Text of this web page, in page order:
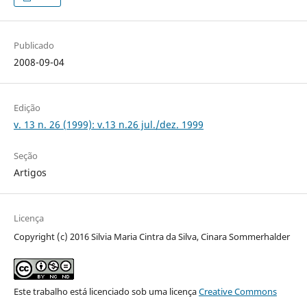
Publicado
2008-09-04
Edição
v. 13 n. 26 (1999): v.13 n.26 jul./dez. 1999
Seção
Artigos
Licença
Copyright (c) 2016 Silvia Maria Cintra da Silva, Cinara Sommerhalder
Este trabalho está licenciado sob uma licençaCreative Commons